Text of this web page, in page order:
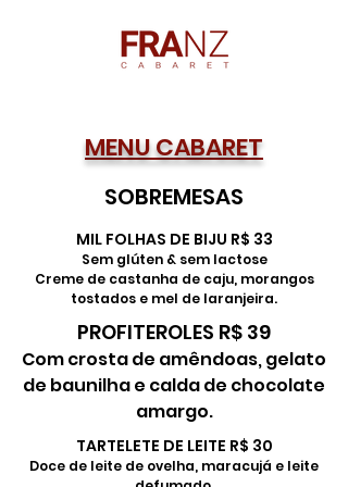
MENU CABARET
SOBREMESAS
MIL FOLHAS DE BIJU R$ 33
Sem glúten & sem lactose
Creme de castanha de caju, morangos
tostados e mel de laranjeira.
PROFITEROLES R$ 39
Com crosta de amêndoas, gelato
de baunilha e calda de chocolate
amargo.
TARTELETE DE LEITE R$ 30
Doce de leite de ovelha, maracujá e leite